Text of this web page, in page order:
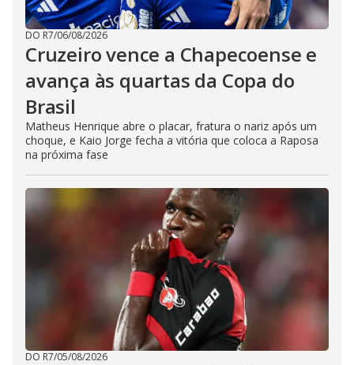
DO R7/06/08/2026
Cruzeiro vence a Chapecoense e
avança às quartas da Copa do
Brasil
Matheus Henrique abre o placar, fratura o nariz após um
choque, e Kaio Jorge fecha a vitória que coloca a Raposa
na próxima fase
DO R7/05/08/2026